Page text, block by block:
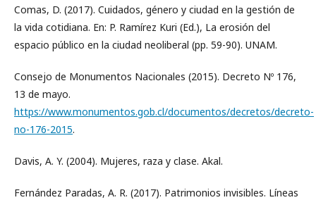
Comas, D. (2017). Cuidados, género y ciudad en la gestión de
la vida cotidiana. En: P. Ramírez Kuri (Ed.), La erosión del
espacio público en la ciudad neoliberal (pp. 59-90). UNAM.
Consejo de Monumentos Nacionales (2015). Decreto Nº 176,
13 de mayo.
https://www.monumentos.gob.cl/documentos/decretos/decreto-
no-176-2015.
Davis, A. Y. (2004). Mujeres, raza y clase. Akal.
Fernández Paradas, A. R. (2017). Patrimonios invisibles. Líneas